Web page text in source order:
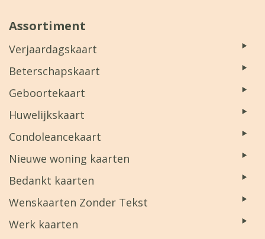
Assortiment
Verjaardagskaart
Beterschapskaart
Geboortekaart
Huwelijkskaart
Condoleancekaart
Nieuwe woning kaarten
Bedankt kaarten
Wenskaarten Zonder Tekst
Werk kaarten